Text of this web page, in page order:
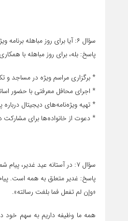
سؤال ۶: آیا برای روز مباهله برنامه ویژه‌ای تدارک دیده‌اید؟
پاسخ: بله، برای روز مباهله با
* برگزاری مراسم ویژه در مساجد و
* اجرای محافل معرفتی با حضور
* تهیه ویژه‌نامه‌های دیجیتال درباره
* دعوت از خانواده‌ها برای
سؤال ۷: در آستانه عید غدیر، پیام شما به مردم چیست؟
پاسخ: غدیر متعلق به همه است.
«وإن لم تفعل فما بلغت رسالته».
همه ما وظیفه داریم به سهم خود